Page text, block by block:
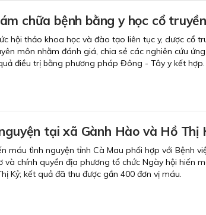
chữa bệnh bằng y học cổ truyền
hội thảo khoa học và đào tạo liên tục y, dược cổ
môn nhằm đánh giá, chia sẻ các nghiên cứu
điều trị bằng phương pháp Đông - Tây y kết hợp.
tại xã Gành Hào và Hồ Thị
máu tình nguyện tỉnh Cà Mau phối hợp với Bệnh
và chính quyền địa phương tổ chức Ngày hội hiến
Kỷ; kết quả đã thu được gần 400 đơn vị máu.